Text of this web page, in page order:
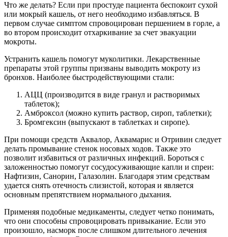
Что же делать? Если при простуде пациента беспокоит сухой
или мокрый кашель, от него необходимо избавляться. В
первом случае симптом спровоцирован першением в горле, а
во втором происходит отхаркивание за счет эвакуации
мокроты.
Устранить кашель помогут муколитики. Лекарственные
препараты этой группы призваны выводить мокроту из
бронхов. Наиболее быстродействующими стали:
АЦЦ (производится в виде гранул и растворимых
таблеток);
Амброксол (можно купить раствор, сироп, таблетки);
Бромгексин (выпускают в таблетках и сиропе).
При помощи средств Аквалор, Аквамарис и Отривин следует
делать промывание стенок носовых ходов. Также это
позволит избавиться от различных инфекций. Бороться с
заложенностью помогут сосудосуживающие капли и спреи:
Нафтизин, Санорин, Галазолин. Благодаря этим средствам
удается снять отечность слизистой, которая и является
основным препятствием нормального дыхания.
Применяя подобные медикаменты, следует четко понимать,
что они способны спровоцировать привыкание. Если это
произошло, насморк после слишком длительного лечения